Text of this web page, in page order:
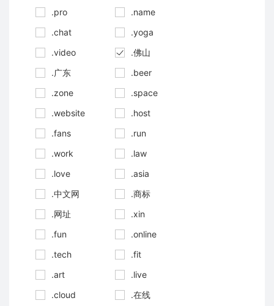
.pro
.name
.chat
.yoga
.video
.佛山
.广东
.beer
.zone
.space
.website
.host
.fans
.run
.work
.law
.love
.asia
.中文网
.商标
.网址
.xin
.fun
.online
.tech
.fit
.art
.live
.cloud
.在线